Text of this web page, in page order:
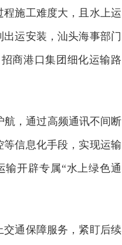
施工难度大，且水上运
运安装，汕头海事部门
商港口集团细化运输路
航，通过高频通讯不间断
信息化手段，实现运输
开辟专属“水上绿色通
通保障服务，紧盯后续